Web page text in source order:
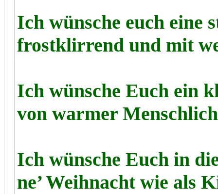
Ich wünsche euch eine
frostklirrend und mit
Ich wünsche Euch ein
von warmer
Ich wünsche Euch in
ne’ Weihnacht wie als